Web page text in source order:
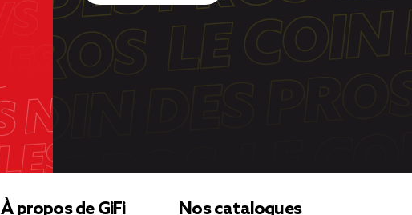
À propos de GiFi Nos catalogues